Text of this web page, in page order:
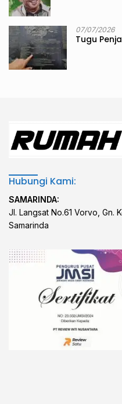
07/07/2026
Tugu
Hubungi Kami:
SAMARINDA:
Jl. Langsat No.61 Vorvo, Gn.
Samarinda